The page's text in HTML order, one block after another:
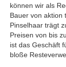
können wir als
Bauer von aktion
Pinselhaar trägt
Preisen von bis
ist das Geschäft
bloße